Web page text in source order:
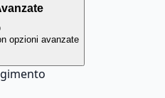
opzioni avanzate